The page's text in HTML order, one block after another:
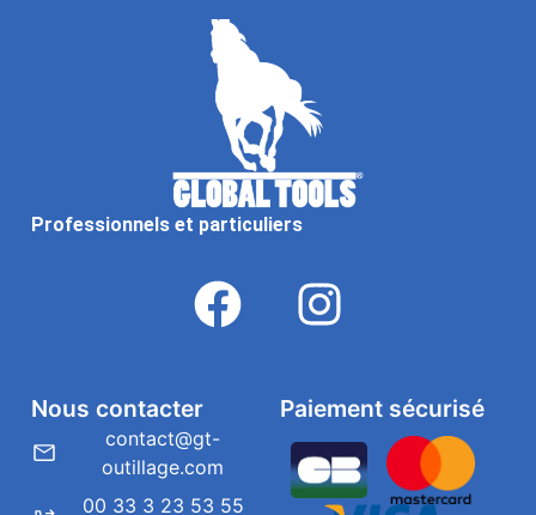
Professionnels et particuliers
Paiement sécurisé
Nous contacter
contact@gt-
outillage.com
00 33 3 23 53 55